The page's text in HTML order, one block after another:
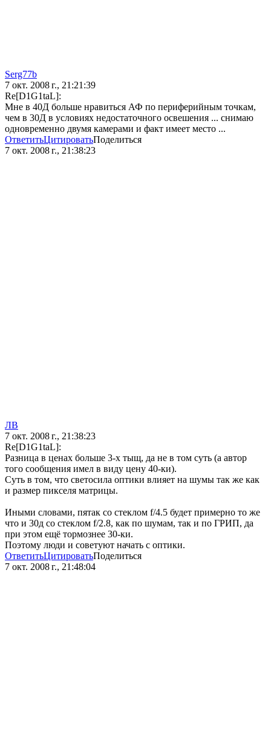
Serg77b
7 окт. 2008 г., 21:21:39
Re[D1G1taL]:
Мне в 40Д больше нравиться АФ по периферийным точкам,
чем в 30Д в условиях недостаточного освешения ... снимаю
одновременно двумя камерами и факт имеет место ...
ОтветитьЦитироватьПоделиться
7 окт. 2008 г., 21:38:23
ЛВ
7 окт. 2008 г., 21:38:23
Re[D1G1taL]:
Разница в ценах больше 3-х тыщ, да не в том суть (а автор
того сообщения имел в виду цену 40-ки).
Суть в том, что светосила оптики влияет на шумы так же как
и размер пикселя матрицы.
Иными словами, пятак со стеклом f/4.5 будет примерно то же
что и 30д со стеклом f/2.8, как по шумам, так и по ГРИП, да
при этом ещё тормознее 30-ки.
Поэтому люди и советуют начать с оптики.
ОтветитьЦитироватьПоделиться
7 окт. 2008 г., 21:48:04